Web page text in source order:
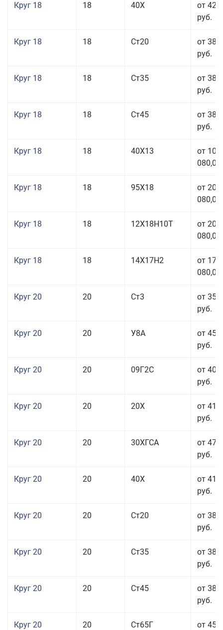
Круг 18 18 40Х
от 42
руб.
Круг 18 18 Ст20
от 38
руб.
Круг 18 18 Ст35
от 38
руб.
Круг 18 18 Ст45
от 38
руб.
Круг 18 18 40Х13
от 103
080,00
Круг 18 18 95Х18
от 208
080,00
Круг 18 18 12Х18Н10Т
от 209
080,00
Круг 18 18 14Х17Н2
от 175
080,00
Круг 20 20 Ст3
от 35
руб.
Круг 20 20 У8А
от 45
руб.
Круг 20 20 09Г2С
от 40
руб.
Круг 20 20 20Х
от 41
руб.
Круг 20 20 30ХГСА
от 47
руб.
Круг 20 20 40Х
от 41
руб.
Круг 20 20 Ст20
от 38
руб.
Круг 20 20 Ст35
от 38
руб.
Круг 20 20 Ст45
от 38
руб.
Круг 20 20 Ст65Г
от 45